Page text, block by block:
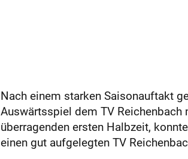
Nach einem starken Saisonauftakt
Auswärtsspiel dem TV
überragenden ersten Halbzeit,
einen gut aufgelegten TV